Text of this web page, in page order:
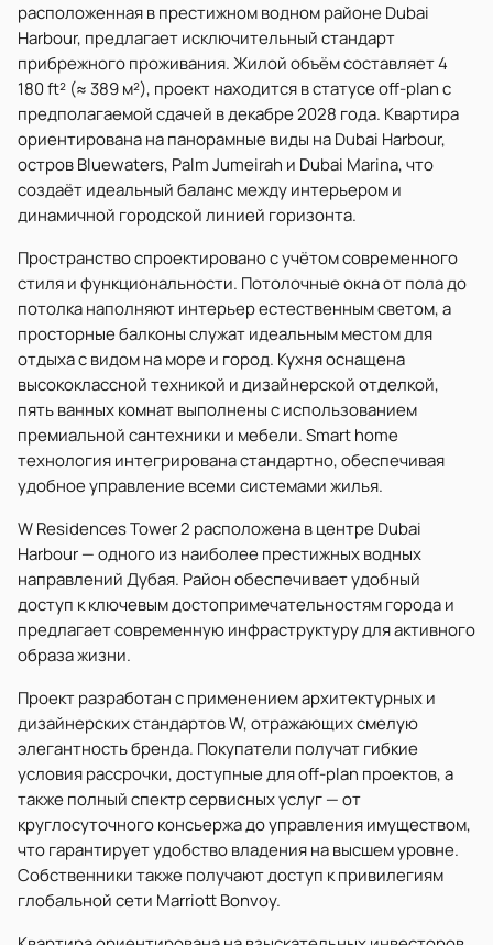
расположенная в престижном водном районе Dubai
Harbour, предлагает исключительный стандарт
прибрежного проживания. Жилой объём составляет 4
180 ft² (≈ 389 м²), проект находится в статусе off-plan с
предполагаемой сдачей в декабре 2028 года. Квартира
ориентирована на панорамные виды на Dubai Harbour,
остров Bluewaters, Palm Jumeirah и Dubai Marina, что
создаёт идеальный баланс между интерьером и
динамичной городской линией горизонта.
Пространство спроектировано с учётом современного
стиля и функциональности. Потолочные окна от пола до
потолка наполняют интерьер естественным светом, а
просторные балконы служат идеальным местом для
отдыха с видом на море и город. Кухня оснащена
высококлассной техникой и дизайнерской отделкой,
пять ванных комнат выполнены с использованием
премиальной сантехники и мебели. Smart home
технология интегрирована стандартно, обеспечивая
удобное управление всеми системами жилья.
W Residences Tower 2 расположена в центре Dubai
Harbour — одного из наиболее престижных водных
направлений Дубая. Район обеспечивает удобный
доступ к ключевым достопримечательностям города и
предлагает современную инфраструктуру для активного
образа жизни.
Проект разработан с применением архитектурных и
дизайнерских стандартов W, отражающих смелую
элегантность бренда. Покупатели получат гибкие
условия рассрочки, доступные для off-plan проектов, а
также полный спектр сервисных услуг — от
круглосуточного консьержа до управления имуществом,
что гарантирует удобство владения на высшем уровне.
Собственники также получают доступ к привилегиям
глобальной сети Marriott Bonvoy.